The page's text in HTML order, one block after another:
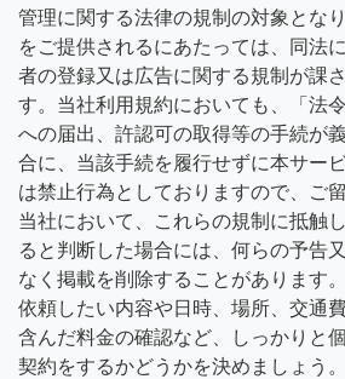
管理に関する法律の規制の対象とな
をご提供されるにあたっては、同法
者の登録又は広告に関する規制が課
す。当社利用規約においても、「法
への届出、許認可の取得等の手続が
合に、当該手続を履行せずに本サー
は禁止行為としておりますので、ご
当社において、これらの規制に抵触
ると判断した場合には、何らの予告
なく掲載を削除することがあります
依頼したい内容や日時、場所、交通
含んだ料金の確認など、しっかりと
契約をするかどうかを決めましょう。